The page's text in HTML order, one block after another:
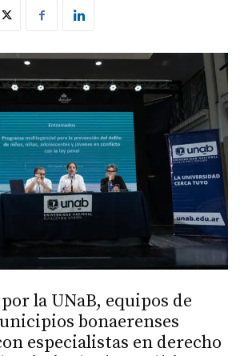
la UNaB, equipos de
bonaerenses
especialistas en derecho